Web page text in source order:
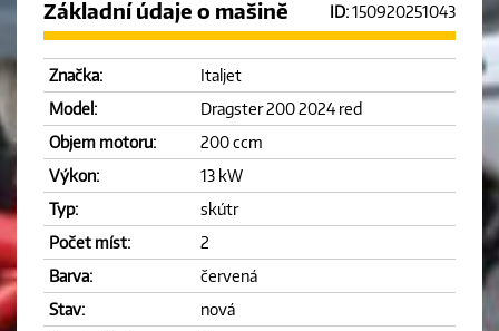
ID:150920251043
Základní údaje o mašině
Značka:
Italjet
Model:
Dragster 200 2024 red
Objem motoru:
200 ccm
Výkon:
13 kW
Typ:
skútr
Počet míst:
2
Barva:
červená
Stav:
nová